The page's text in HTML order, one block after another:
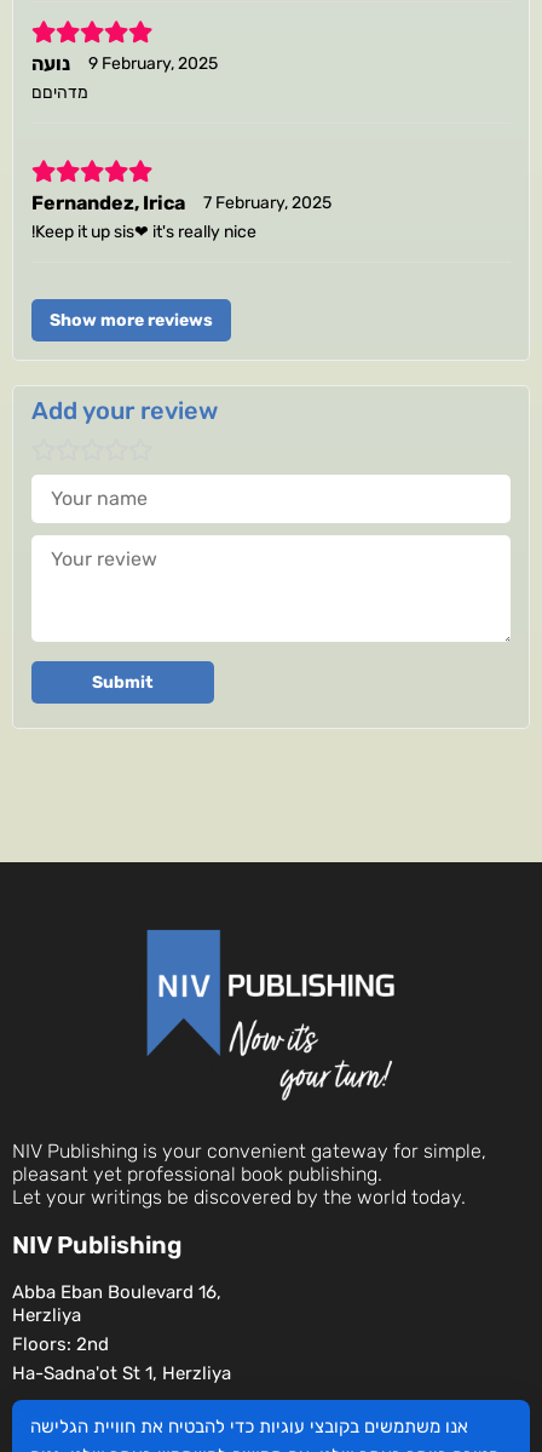
5
נועה
9 February, 2025
מדהיםם
5
Fernandez, Irica
7 February, 2025
!Keep it up sis❤ it's really nice
Show more reviews
Add your review
Your name
Your review
Submit
NIV Publishing is your convenient gateway for simple,
pleasant yet professional book publishing.
Let your writings be discovered by the world today.
NIV Publishing
Abba Eban Boulevard 16,
Herzliya
Floors: 2nd
Ha-Sadna'ot St 1, Herzliya
Social
אנו משתמשים בקובצי עוגיות כדי להבטיח את חוויית הגלישה